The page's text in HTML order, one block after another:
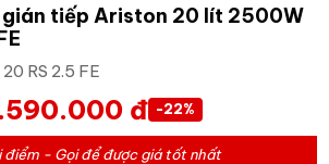
gián tiếp Ariston 20 lít 2500W
RS 2.5 FE
đ -22%
điểm - Gọi để được giá tốt nhất